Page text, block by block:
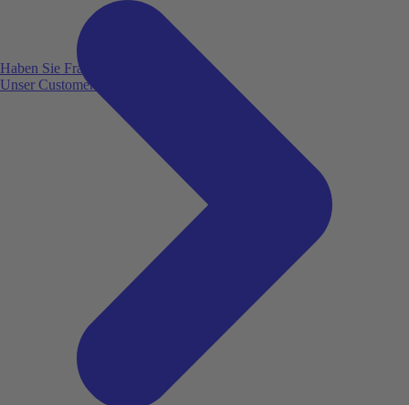
Haben Sie Fragen?
Unser Customer Service ist für Sie da!